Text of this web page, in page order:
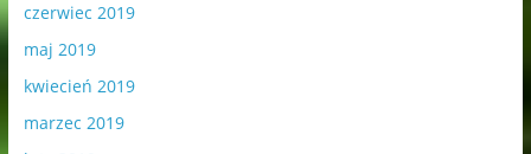
czerwiec 2019
maj 2019
kwiecień 2019
marzec 2019